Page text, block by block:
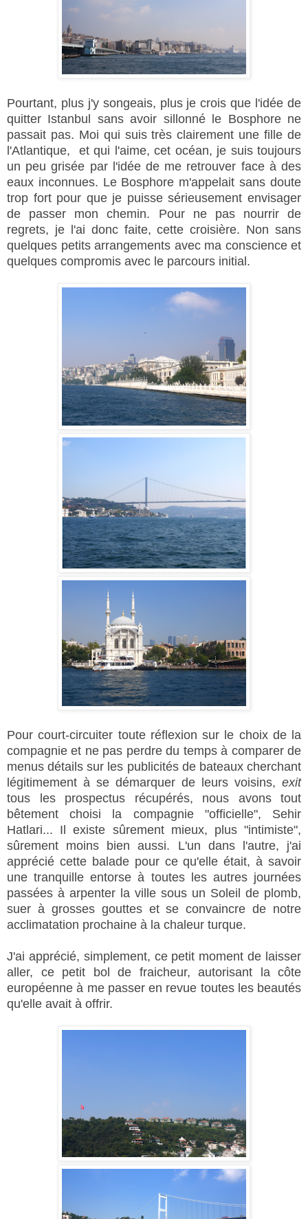
Pourtant, plus j'y songeais, plusje crois que l'idée de
quitter Istanbul sans avoir sillonné le Bosphore ne
passait pas. Moi qui suis très clairement une fille de
l'Atlantique, et qui l'aime, cet océan, je suis toujours
un peu grisée par l'idée de me retrouver face à des
eaux inconnues. Le Bosphore m'appelait sans doute
trop fort pour que je puisse sérieusement envisager
de passer mon chemin. Pour ne pas nourrir de
regrets, je l'ai donc faite, cette croisière. Non sans
quelques petits arrangements avec ma conscience et
quelques compromis avec le parcours initial.
Pour court-circuiter toute réflexion sur le choix de la
compagnie et ne pas perdre du temps à comparer de
menus détails sur les publicités de bateaux cherchant
légitimement à se démarquer de leurs voisins, exit
tous les prospectus récupérés, nous avons tout
bêtement choisi la compagnie "officielle", Sehir
Hatlari... Il existe sûrement mieux, plus "intimiste",
sûrement moins bien aussi. L'un dans l'autre, j'ai
apprécié cette balade pour ce qu'elle était, à savoir
une tranquille entorse à toutes les autres journées
passées à arpenter la ville sous un Soleil de plomb,
suer à grosses gouttes et se convaincre de notre
acclimatation prochaine à la chaleur turque.
J'ai apprécié, simplement, ce petit moment de laisser
aller, ce petit bol de fraicheur, autorisant la côte
européenne à me passer en revue toutes les beautés
qu'elle avait à offrir.